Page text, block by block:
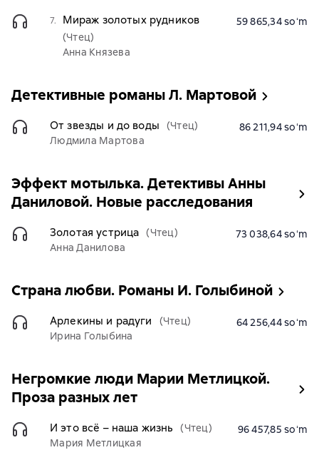
7. Мираж золотых рудников
(Чтец)
Анна Князева
59 865,34 soʻm
Детективные романы Л. Мартовой
От звезды и до воды
(Чтец)
Людмила Мартова
86 211,94 soʻm
Эффект мотылька. Детективы Анны
Даниловой. Новые расследования
Золотая устрица (Чтец)
Анна Данилова
73 038,64 soʻm
Страна любви. Романы И. Голыбиной
Арлекины и радуги
(Чтец)
Ирина Голыбина
64 256,44 soʻm
Негромкие люди Марии Метлицкой.
Проза разных лет
И это всё – наша жизнь
(Чтец)
Мария Метлицкая
96 457,85 soʻm